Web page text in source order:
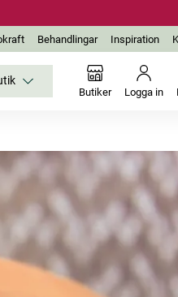
Behandlingar Inspiration
Butiker Logga in